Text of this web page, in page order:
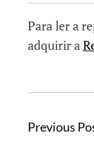
Para ler a
adquirir a
Previous